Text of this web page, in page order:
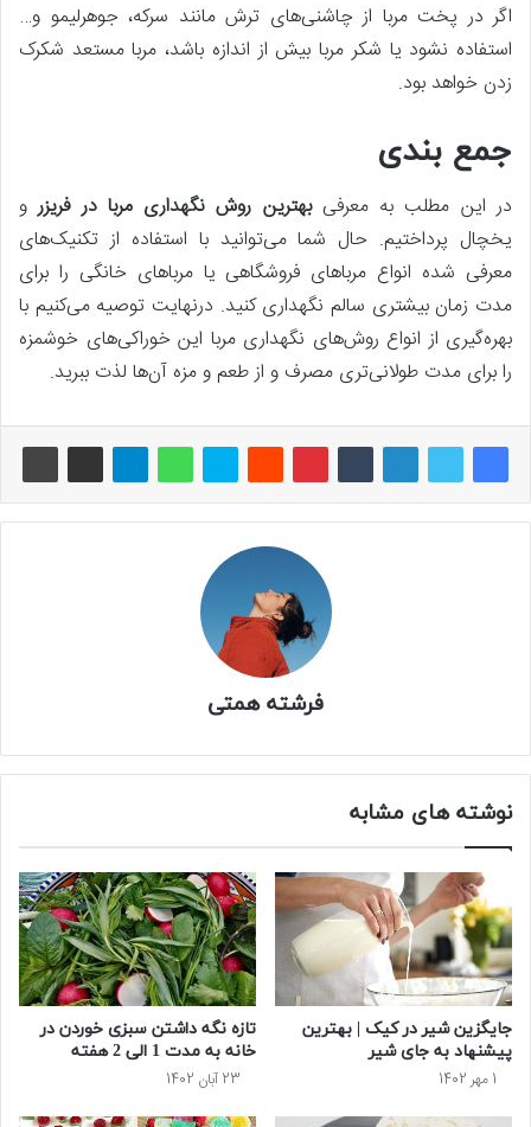
اگر در پخت مربا از چاشنی‌های ترش مانند سرکه، جوهرلیمو و…
استفاده نشود یا شکر مربا بیش‌ از اندازه باشد، مربا مستعد شکرک
زدن خواهد بود.
جمع بندی
در این مطلب به معرفیبهترین روش نگهداری مربا در فریزرو
یخچال پرداختیم. حال شما می‌توانید با استفاده از تکنیک‌های
معرفی شده انواع مرباهای فروشگاهی یا مرباهای خانگی را برای
مدت زمان بیشتری سالم نگهداری کنید. درنهایت توصیه می‌کنیم با
بهره‌گیری از انواع روش‌های نگهداری مربا این خوراکی‌های خوشمزه
را برای مدت طولانی‌تری مصرف و از طعم و مزه آن‌ها لذت ببرید.
فرشته همتی
نوشته های مشابه
جایگزین شیر در کیک | بهترین
پیشنهاد به جای شیر
1 مهر 1402
تازه نگه داشتن سبزی خوردن در
خانه به مدت 1 الی 2 هفته
23 آبان 1402